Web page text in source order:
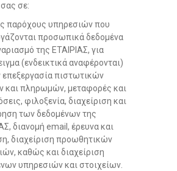
σε:
παρόχους υπηρεσιών που
προσωπικά δεδομένα
της ΕΤΑΙΡΙΑΣ, για
(ενδεικτικά αναφέρονται)
επεξεργασία πιστωτικών
και πληρωμών, μεταφορές και
φιλοξενία, διαχείριση και
των δεδομένων της
διανομή email, έρευνα και
διαχείριση προωθητικών
καθώς και διαχείριση
υπηρεσιών και στοιχείων.